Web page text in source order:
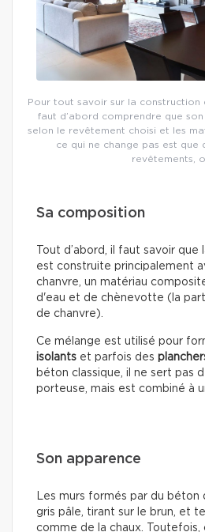
Pour tout savoir sur la construction
faut d’abord comprendre que
selon le revêtement choisi et les
ce qui ne change pas est que
revêtements,
Sa composition
Tout d’abord, il faut savoir
est construite principalement
chanvre, un matériau
d'eau et de chènevotte (la
de chanvre).
Ce mélange est utilisé pour
isolants et parfois des
béton classique, il ne sert pas
porteuse, mais est combiné à
Son apparence
Les murs formés par du béton
gris pâle, tirant sur le brun, et
comme de la chaux.